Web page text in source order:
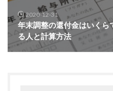
2020-12-31
年末調整の還付金はいく
る人と計算方法